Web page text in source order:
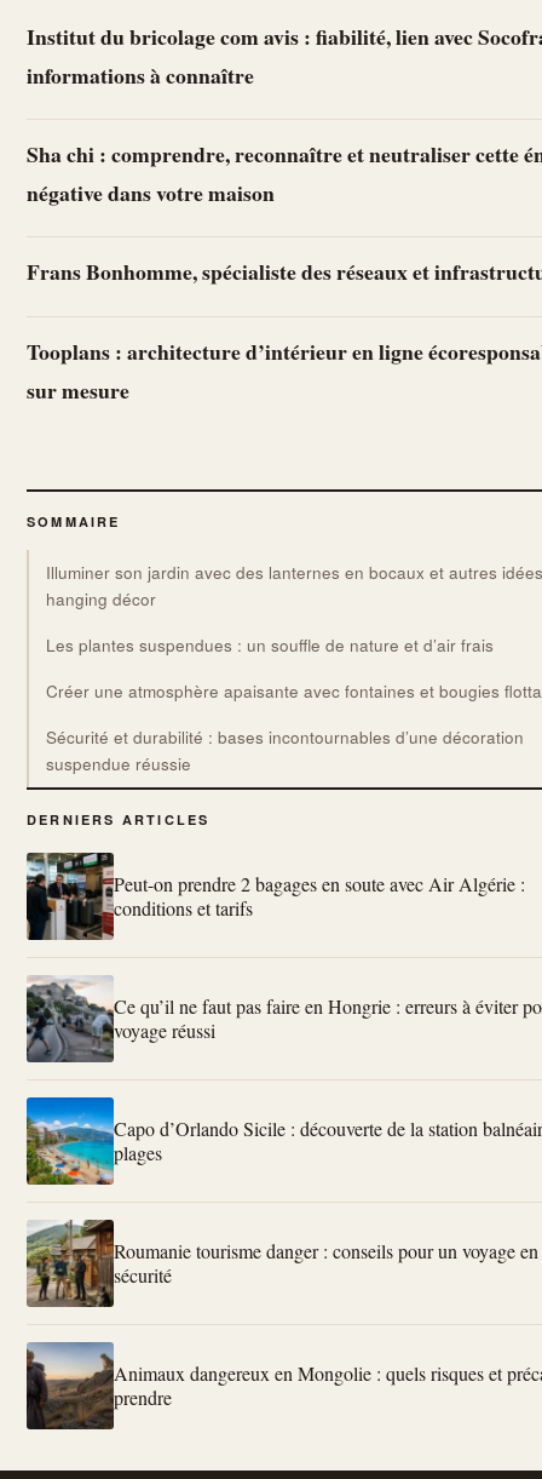
Institut du bricolage com avis : fiabilité, lien avec
informations à connaître
Sha chi : comprendre, reconnaître et neutraliser cette
négative dans votre maison
Frans Bonhomme, spécialiste des réseaux et
Tooplans : architecture d’intérieur en ligne
sur mesure
SOMMAIRE
Illuminer son jardin avec des lanternes en bocaux et autres
hanging décor
Les plantes suspendues : un souffle de nature et d’air frais
Créer une atmosphère apaisante avec fontaines et bougies
Sécurité et durabilité : bases incontournables d’une décoration
suspendue réussie
DERNIERS ARTICLES
Peut-on prendre 2 bagages en soute avec Air Algérie :
conditions et tarifs
Ce qu’il ne faut pas faire en Hongrie : erreurs à éviter
voyage réussi
Capo d’Orlando Sicile : découverte de la station
plages
Roumanie tourisme danger : conseils pour un voyage
sécurité
Animaux dangereux en Mongolie : quels risques et
prendre